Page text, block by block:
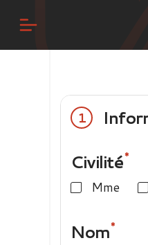
1
Civilité
Mme
Nom